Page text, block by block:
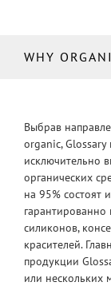
WHY
Выбрав
organic, Glossary
исключительно
органических
на 95% состоят
силиконов,
красителей.
продукции
или нескольких